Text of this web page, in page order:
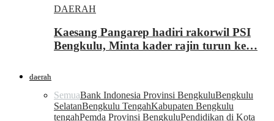
DAERAH
Kaesang Pangarep hadiri rakorwil PSI
Bengkulu, Minta kader rajin turun ke…
daerah
SemuaBank Indonesia Provinsi BengkuluBengkulu
SelatanBengkulu TengahKabupaten Bengkulu
tengahPemda Provinsi BengkuluPendidikan di Kota